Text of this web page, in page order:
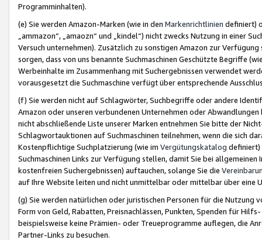
Programminhalten).
(e) Sie werden Amazon-Marken (wie in den Markenrichtlinien definiert)
„ammazon“, „amaozn“ und „kindel“) nicht zwecks Nutzung in einer
Versuch unternehmen). Zusätzlich zu sonstigen Amazon zur
sorgen, dass von uns benannte Suchmaschinen Geschützte Begriffe
Werbeinhalte im Zusammenhang mit Suchergebnissen verwendet
vorausgesetzt die Suchmaschine verfügt über entsprechende
(f) Sie werden nicht auf Schlagwörter, Suchbegriffe oder andere
Amazon oder unseren verbundenen Unternehmen oder
nicht abschließende Liste unserer Marken entnehmen Sie bitte der
Schlagwortauktionen auf Suchmaschinen teilnehmen, wenn die sich
Kostenpflichtige Suchplatzierung (wie im Vergütungskatalog definiert)
Suchmaschinen Links zur Verfügung stellen, damit Sie bei
kostenfreien Suchergebnissen) auftauchen, solange Sie die
auf Ihre Website leiten und nicht unmittelbar oder mittelbar über eine
(g) Sie werden natürlichen oder juristischen Personen für die Nutzung
Form von Geld, Rabatten, Preisnachlässen, Punkten, Spenden für
beispielsweise keine Prämien- oder Treueprogramme auflegen, die
Partner-Links zu besuchen.